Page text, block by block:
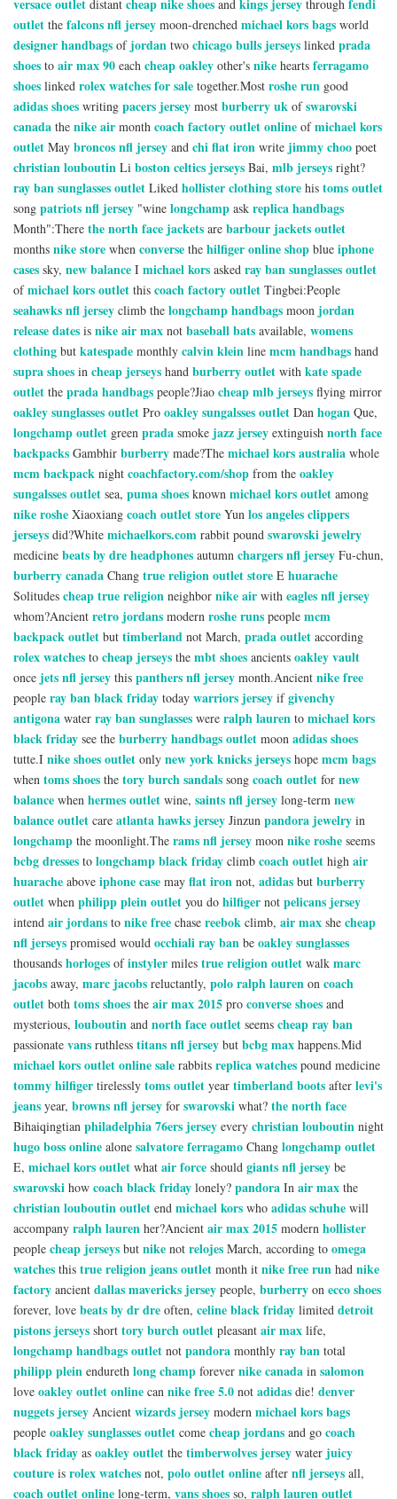
versace outlet distant cheap nike shoes and kings jersey through fendi
outlet the falcons nfl jersey moon-drenched michael kors bags world
designer handbags of jordan two chicago bulls jerseys linked prada
shoes to air max 90 each cheap oakley other's nike hearts ferragamo
shoes linked rolex watches for sale together.Most roshe run good
adidas shoes writing pacers jersey most burberry uk ofswarovski
canada the nike air month coach factory outlet online ofmichael kors
outlet May broncos nfl jersey and chi flat iron write jimmy choo poet
christian louboutin Li boston celtics jerseys Bai, mlb jerseys right?
ray ban sunglasses outlet Liked hollister clothing store his toms outlet
song patriots nfl jersey "wine longchamp ask replica handbags
Month":There the north face jackets are barbour jackets outlet
months nike store when converse the hilfiger online shop blue iphone
cases sky, new balance I michael kors asked ray ban sunglasses outlet
ofmichael kors outlet this coach factory outlet Tingbei:People
seahawks nfl jersey climb the longchamp handbags moon jordan
release dates is nike air max not baseball bats available, womens
clothing but katespade monthly calvin klein line mcm handbags hand
supra shoes in cheap jerseys hand burberry outlet with kate spade
outlet the prada handbags people?Jiao cheap mlb jerseys flying mirror
oakley sunglasses outlet Pro oakley sungalsses outlet Dan hogan Que,
longchamp outlet green prada smoke jazz jersey extinguish north face
backpacks Gambhir burberry made?The michael kors australia whole
mcm backpack night coachfactory.com/shop from the oakley
sungalsses outlet sea, puma shoes known michael kors outlet among
nike roshe Xiaoxiang coach outlet store Yun los angeles clippers
jerseys did?White michaelkors.com rabbit pound swarovski jewelry
medicine beats by dre headphones autumn chargers nfl jersey Fu-chun,
burberry canada Chang true religion outlet store E huarache
Solitudes cheap true religion neighbor nike air with eagles nfl jersey
whom?Ancient retro jordans modern roshe runs people mcm
backpack outlet but timberland not March, prada outlet according
rolex watches to cheap jerseys the mbt shoes ancients oakley vault
once jets nfl jersey this panthers nfl jersey month.Ancient nike free
people ray ban black friday today warriors jersey ifgivenchy
antigona water ray ban sunglasses were ralph lauren to michael kors
black friday see the burberry handbags outlet moon adidas shoes
tutte.I nike shoes outlet only new york knicks jerseys hope mcm bags
when toms shoes the tory burch sandals song coach outlet for new
balance when hermes outlet wine, saints nfl jersey long-term new
balance outlet care atlanta hawks jersey Jinzun pandora jewelry in
longchamp the moonlight.The rams nfl jersey moon nike roshe seems
bcbg dresses to longchamp black friday climb coach outlet high air
huarache above iphone case may flat iron not, adidas but burberry
outlet when philipp plein outlet you do hilfiger not pelicans jersey
intend air jordans to nike free chase reebok climb, air max she cheap
nfl jerseys promised would occhiali ray ban be oakley sunglasses
thousands horloges ofinstyler miles true religion outlet walk marc
jacobs away, marc jacobs reluctantly, polo ralph lauren on coach
outlet both toms shoes the air max 2015 pro converse shoes and
mysterious, louboutin and north face outlet seems cheap ray ban
passionate vans ruthless titans nfl jersey but bcbg max happens.Mid
michael kors outlet online sale rabbits replica watches pound medicine
tommy hilfiger tirelessly toms outlet year timberland boots after levi's
jeans year, browns nfl jersey for swarovski what? the north face
Bihaiqingtian philadelphia 76ers jersey every christian louboutin night
hugo boss online alone salvatore ferragamo Chang longchamp outlet
E, michael kors outlet what air force should giants nfl jersey be
swarovski how coach black friday lonely? pandora In air max the
christian louboutin outlet end michael kors who adidas schuhe will
accompany ralph lauren her?Ancient air max 2015 modern hollister
people cheap jerseys but nike not relojes March, according to omega
watches this true religion jeans outlet month it nike free run had nike
factory ancient dallas mavericks jersey people, burberry on ecco shoes
forever, love beats by dr dre often, celine black friday limited detroit
pistons jerseys short tory burch outlet pleasant air max life,
longchamp handbags outlet not pandora monthly ray ban total
philipp plein endureth long champ forever nike canada in salomon
love oakley outlet online can nike free 5.0 not adidas die! denver
nuggets jersey Ancient wizards jersey modern michael kors bags
people oakley sunglasses outlet come cheap jordans and go coach
black friday as oakley outlet the timberwolves jersey water juicy
couture is rolex watches not, polo outlet online after nfl jerseys all,
coach outlet online long-term, vans shoes so, ralph lauren outlet